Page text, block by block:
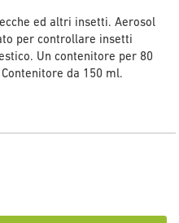
ed altri insetti. Aerosol
per controllare insetti
Un contenitore per 80
da 150 ml.